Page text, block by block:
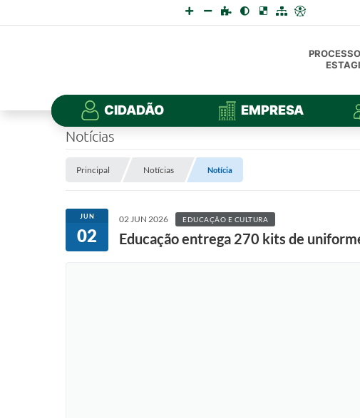
CIDADÃO EMPRESA
Notícias
Principal Notícias Notícia
JUN
02
02 JUN 2026 EDUCAÇÃO E CULTURA
Educação entrega 270 kits de